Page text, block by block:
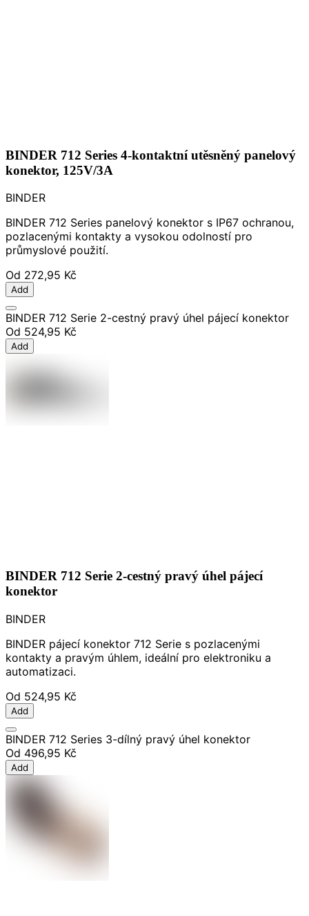
BINDER 712 Series 4-kontaktní utěsněný panelový
konektor, 125V/3A
BINDER
BINDER 712 Series panelový konektor s IP67 ochranou,
pozlacenými kontakty a vysokou odolností pro
průmyslové použití.
Od 272,95 Kč
Add
BINDER 712 Serie 2-cestný pravý úhel pájecí konektor
Od 524,95 Kč
Add
BINDER 712 Serie 2-cestný pravý úhel pájecí
konektor
BINDER
BINDER pájecí konektor 712 Serie s pozlacenými
kontakty a pravým úhlem, ideální pro elektroniku a
automatizaci.
Od 524,95 Kč
Add
BINDER 712 Series 3-dílný pravý úhel konektor
Od 496,95 Kč
Add